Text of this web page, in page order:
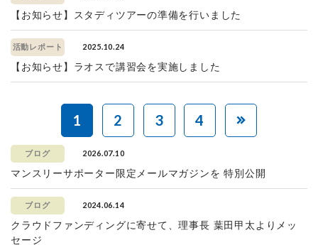
【お知らせ】スタディツアーの準備を行いました
活動レポート 2025.10.24
【お知らせ】ラオスで講習会を実施しました
1 2 3 4
ブログ 2026.07.10
マンスリーサポーター限定メールマガジンを 特別公開
ブログ 2024.06.14
クラウドファンディングに寄せて、理事長 葉田甲太よりメッ
セージ